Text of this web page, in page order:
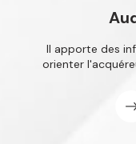
Il apporte des
orienter